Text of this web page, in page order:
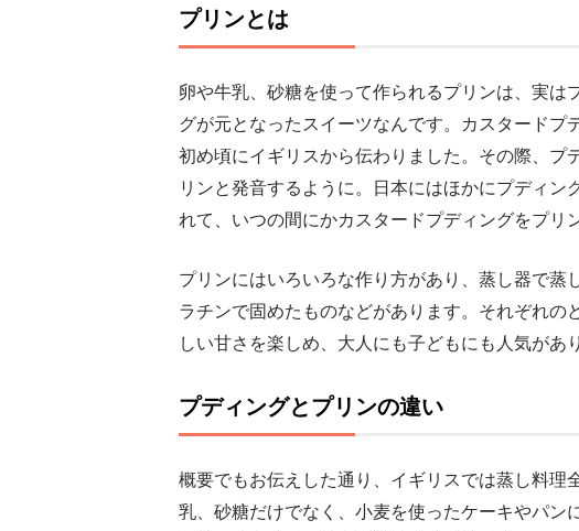
プリンとは
卵や牛乳、砂糖を使って作られるプリンは、実は
グが元となったスイーツなんです。カスタード
初め頃にイギリスから伝わりました。その際、プ
リンと発音するように。日本にはほかにプディン
れて、いつの間にかカスタードプディングをプリ
プリンにはいろいろな作り方があり、蒸し器で
ラチンで固めたものなどがあります。それぞれの
しい甘さを楽しめ、大人にも子どもにも人気があ
プディングとプリンの違い
概要でもお伝えした通り、イギリスでは蒸し料理
乳、砂糖だけでなく、小麦を使ったケーキやパン